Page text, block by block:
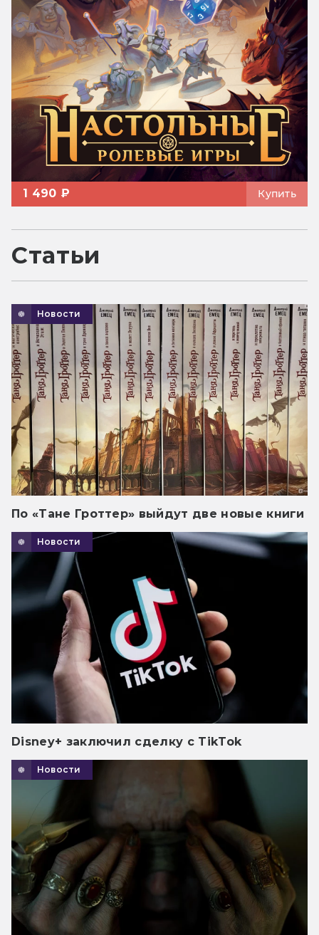
1 490 ₽ Купить
Статьи
Новости
По «Тане Гроттер» выйдут две новые книги
Новости
Disney+ заключил сделку с TikTok
Новости